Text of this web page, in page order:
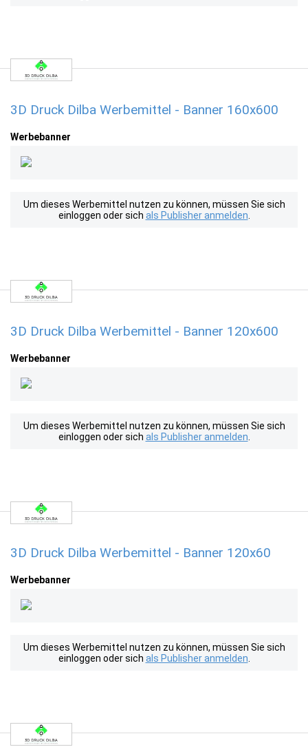
3D Druck Dilba Werbemittel - Banner 160x600
Werbebanner
Um dieses Werbemittel nutzen zu können, müssen Sie sich
einloggen oder sich als Publisher anmelden
3D Druck Dilba Werbemittel - Banner 120x600
Werbebanner
Um dieses Werbemittel nutzen zu können, müssen Sie sich
einloggen oder sich als Publisher anmelden
3D Druck Dilba Werbemittel - Banner 120x60
Werbebanner
Um dieses Werbemittel nutzen zu können, müssen Sie sich
einloggen oder sich als Publisher anmelden